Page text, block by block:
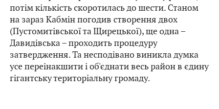
потім кількість скоротилась до шести. Станом
на зараз Кабмін погодив створення двох
(Пустомитівської та Щирецької), ще одна –
Давидівська – проходить процедуру
затвердження. Та несподівано виникла думка
усе переінакшити і об'єднати весь район в єдину
гігантську територіальну громаду.